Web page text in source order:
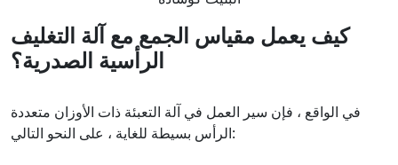
كيف يعمل مقياس الجمع مع آلة التغليف
الرأسية الصدرية؟
في الواقع ، فإن سير العمل في آلة التعبئة ذات الأوزان متعددة
الرأس بسيطة للغاية ، على النحو التالي: